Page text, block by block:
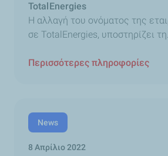
TotalEnergies
Η αλλαγή του ονόματος της
σε TotalEnergies, υποστηρίζει
Περισσότερες πληροφορίες
News
8 Απρίλιο 2022